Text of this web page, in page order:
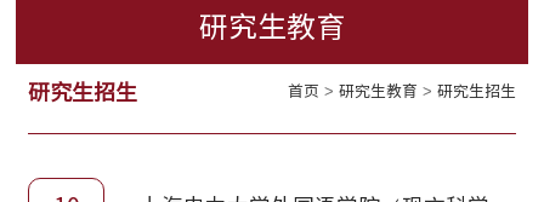
研究生教育
首页 > 研究生教育 > 研究生招生
研究生招生